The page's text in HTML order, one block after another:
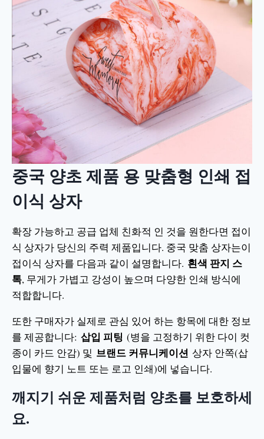
중국 양초 제품 용 맞춤형 인쇄 접
이식 상자
확장 가능하고 공급 업체 친화적 인 것을 원한다면 접이
식 상자가 당신의 주력 제품입니다. 중국 맞춤 상자는이
접이식 상자를 다음과 같이 설명합니다. 흰색 판지 스
톡, 무게가 가볍고 강성이 높으며 다양한 인쇄 방식에
적합합니다.
또한 구매자가 실제로 관심 있어 하는 항목에 대한 정보
를 제공합니다: 삽입 피팅 (병을 고정하기 위한 다이 컷
종이 카드 안감) 및 브랜드 커뮤니케이션 상자 안쪽(삽
입물에 향기 노트 또는 로고 인쇄)에 넣습니다.
깨지기 쉬운 제품처럼 양초를 보호하세
요.